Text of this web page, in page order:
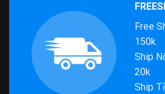
Free
150k
Ship
20k
Ship